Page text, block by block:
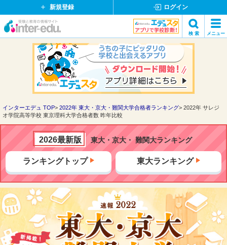
新規登録 ログイン
イ
ド
ッ
ト
検 索 メニュー
検索
インターエデュ TOP 2022年 東大・京大・難関大学合格者ランキング
2022年 サレジ
オ学院高等学校 東京理科大学合格者数 昨年比較
2026最新版 東大・京大・ 難関大ランキング
ランキングトップ 東大ランキング